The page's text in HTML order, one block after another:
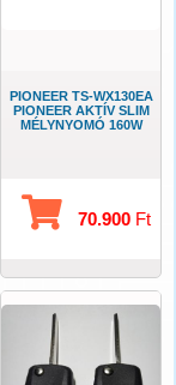
PIONEER TS-WX130EA
PIONEER AKTÍV SLIM
MÉLYNYOMÓ 160W
70.900Ft